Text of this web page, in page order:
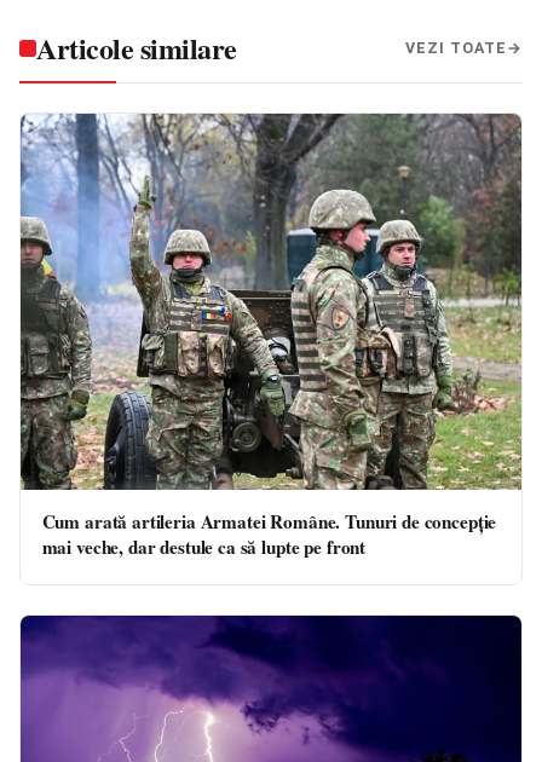
Articole similare VEZI TOATE
Cum arată artileria Armatei Române. Tunuri de concepție
mai veche, dar destule ca să lupte pe front